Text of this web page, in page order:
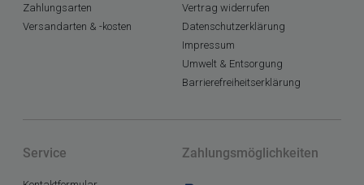
Zahlungsarten
Versandarten & -kosten
Vertrag widerrufen
Datenschutzerklärung
Impressum
Umwelt & Entsorgung
Barrierefreiheitserklärung
Service Zahlungsmöglichkeiten